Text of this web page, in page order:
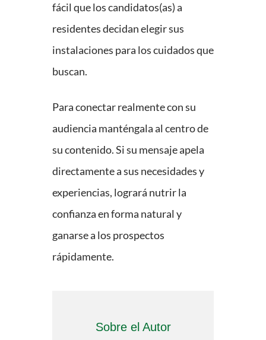
fácil que los candidatos(as) a
residentes decidan elegir sus
instalaciones para los cuidados que
buscan.
Para conectar realmente con su
audiencia manténgala al centro de
su contenido. Si su mensaje apela
directamente a sus necesidades y
experiencias, logrará nutrir la
confianza en forma natural y
ganarse a los prospectos
rápidamente.
Sobre el Autor